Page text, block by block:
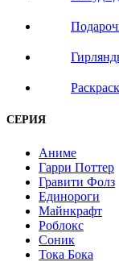
СЕРИЯ
Аниме
Гарри Поттер
Гравити Фолз
Единороги
Майнкрафт
Роблокс
Соник
Тока Бока